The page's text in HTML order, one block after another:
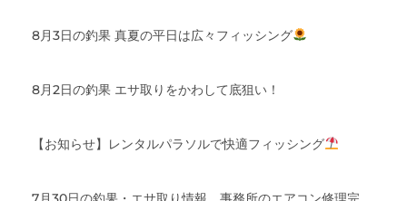
8月3日の釣果 真夏の平日は広々フィッシング
8月2日の釣果 エサ取りをかわして底狙い！
【お知らせ】レンタルパラソルで快適フィッシング